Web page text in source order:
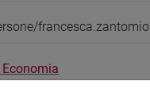
francesca.zantomio